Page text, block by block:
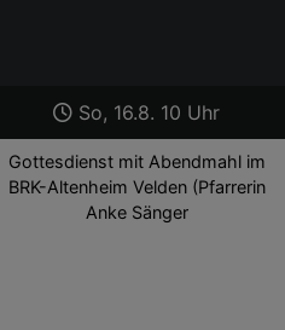
So, 16.8. 10 Uhr
Gottesdienst mit Abendmahl im
BRK-Altenheim Velden (Pfarrerin
Anke Sänger